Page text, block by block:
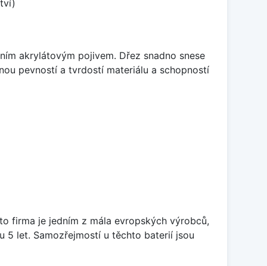
akrylátovým pojivem. Dřez snadno snese
pevností a tvrdostí materiálu a schopností
firma je jedním z mála evropských výrobců,
5 let. Samozřejmostí u těchto baterií jsou